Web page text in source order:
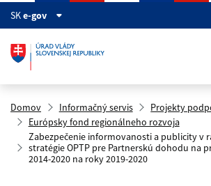
Preskočiť na hlavný obsah
SKe-gov
Domov Informačný servis
Projekty
Európsky fond regionálneho rozvoja
Zabezpečenie informovanosti a publicity v
stratégie OPTP pre Partnerskú dohodu na
2014-2020 na roky 2019-2020